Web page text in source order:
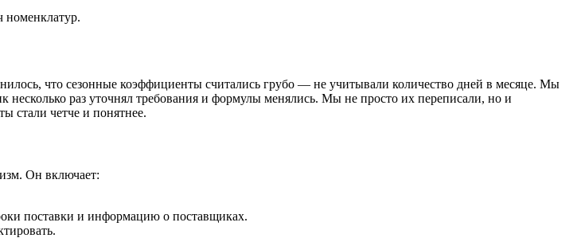
номенклатур.
что сезонные коэффициенты считались грубо — не учитывали количество дней в месяце. Мы
несколько раз уточнял требования и формулы менялись. Мы не просто их переписали, но и
стали четче и понятнее.
Он включает:
поставки и информацию о поставщиках.